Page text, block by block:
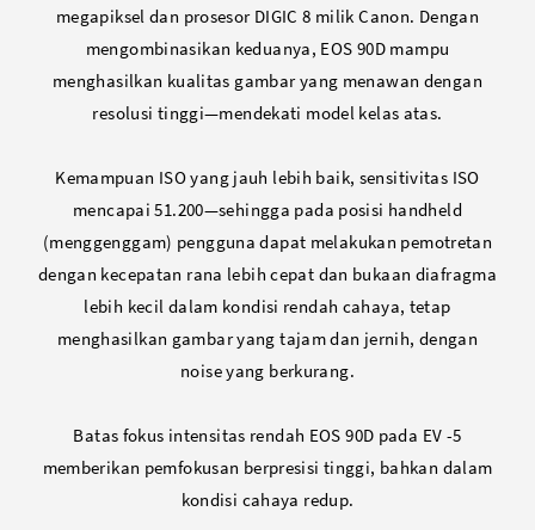
megapiksel dan prosesor DIGIC 8 milik Canon. Dengan
mengombinasikan keduanya, EOS 90D mampu
menghasilkan kualitas gambar yang menawan dengan
resolusi tinggi—mendekati model kelas atas.
Kemampuan ISO yang jauh lebih baik, sensitivitas ISO
mencapai 51.200—sehingga pada posisi handheld
(menggenggam) pengguna dapat melakukan pemotretan
dengan kecepatan rana lebih cepat dan bukaan diafragma
lebih kecil dalam kondisi rendah cahaya, tetap
menghasilkan gambar yang tajam dan jernih, dengan
noise yang berkurang.
Batas fokus intensitas rendah EOS 90D pada EV -5
memberikan pemfokusan berpresisi tinggi, bahkan dalam
kondisi cahaya redup.